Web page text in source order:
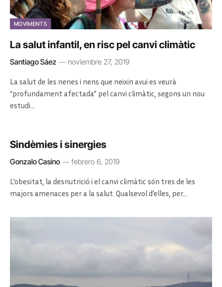
MOVIMENTS
La salut infantil, en risc pel canvi climàtic
Santiago Sáez noviembre 27, 2019
La salut de les nenes i nens que neixin avui es veurà
“profundament afectada” pel canvi climàtic, segons un nou
estudi…
Sindèmies i sinergies
Gonzalo Casino febrero 6, 2019
L’obesitat, la desnutrició i el canvi climàtic són tres de les
majors amenaces per a la salut. Qualsevol d’elles, per…